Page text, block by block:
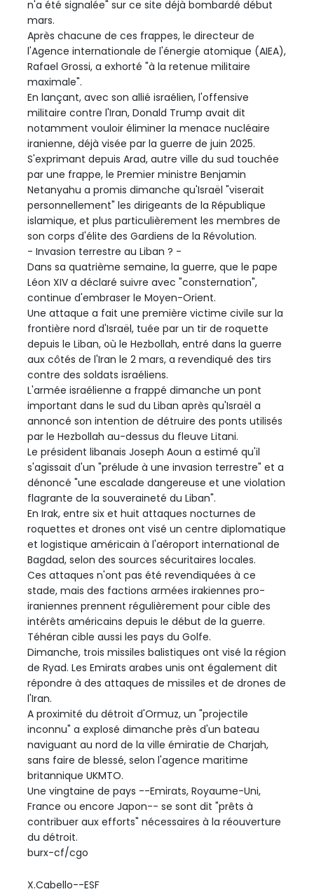
n'a été signalée" sur ce site déjà bombardé début
mars.
Après chacune de ces frappes, le directeur de
l'Agence internationale de l'énergie atomique (AIEA),
Rafael Grossi, a exhorté "à la retenue militaire
maximale".
En lançant, avec son allié israélien, l'offensive
militaire contre l'Iran, Donald Trump avait dit
notamment vouloir éliminer la menace nucléaire
iranienne, déjà visée par la guerre de juin 2025.
S'exprimant depuis Arad, autre ville du sud touchée
par une frappe, le Premier ministre Benjamin
Netanyahu a promis dimanche qu'Israël "viserait
personnellement" les dirigeants de la République
islamique, et plus particulièrement les membres de
son corps d'élite des Gardiens de la Révolution.
- Invasion terrestre au Liban ? -
Dans sa quatrième semaine, la guerre, que le pape
Léon XIV a déclaré suivre avec "consternation",
continue d'embraser le Moyen-Orient.
Une attaque a fait une première victime civile sur la
frontière nord d'Israël, tuée par un tir de roquette
depuis le Liban, où le Hezbollah, entré dans la guerre
aux côtés de l'Iran le 2 mars, a revendiqué des tirs
contre des soldats israéliens.
L'armée israélienne a frappé dimanche un pont
important dans le sud du Liban après qu'Israël a
annoncé son intention de détruire des ponts utilisés
par le Hezbollah au-dessus du fleuve Litani.
Le président libanais Joseph Aoun a estimé qu'il
s'agissait d'un "prélude à une invasion terrestre" et a
dénoncé "une escalade dangereuse et une violation
flagrante de la souveraineté du Liban".
En Irak, entre six et huit attaques nocturnes de
roquettes et drones ont visé un centre diplomatique
et logistique américain à l'aéroport international de
Bagdad, selon des sources sécuritaires locales.
Ces attaques n'ont pas été revendiquées à ce
stade, mais des factions armées irakiennes pro-
iraniennes prennent régulièrement pour cible des
intérêts américains depuis le début de la guerre.
Téhéran cible aussi les pays du Golfe.
Dimanche, trois missiles balistiques ont visé la région
de Ryad. Les Emirats arabes unis ont également dit
répondre à des attaques de missiles et de drones de
l'Iran.
A proximité du détroit d'Ormuz, un "projectile
inconnu" a explosé dimanche près d'un bateau
naviguant au nord de la ville émiratie de Charjah,
sans faire de blessé, selon l'agence maritime
britannique UKMTO.
Une vingtaine de pays --Emirats, Royaume-Uni,
France ou encore Japon-- se sont dit "prêts à
contribuer aux efforts" nécessaires à la réouverture
du détroit.
burx-cf/cgo
X.Cabello--ESF